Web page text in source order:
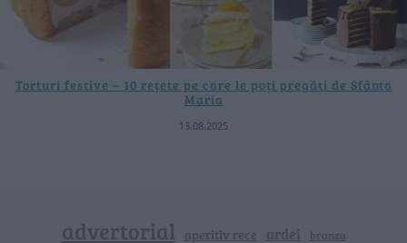
Torturi festive – 10 rețete pe care le poți pregăti de Sfânta
Maria
13.08.2025
advertorial aperitiv rece ardei branza